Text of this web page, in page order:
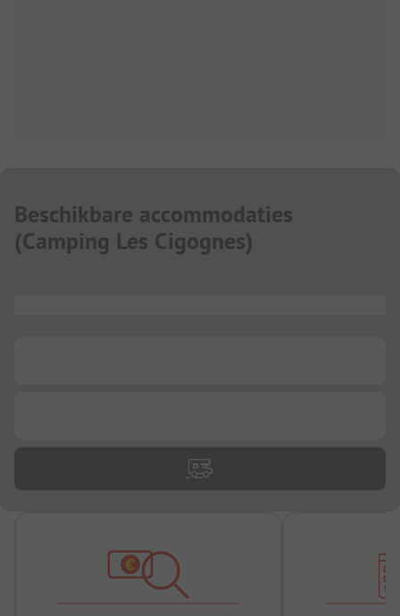
Beschikbare accommodaties
(Camping Les Cigognes)